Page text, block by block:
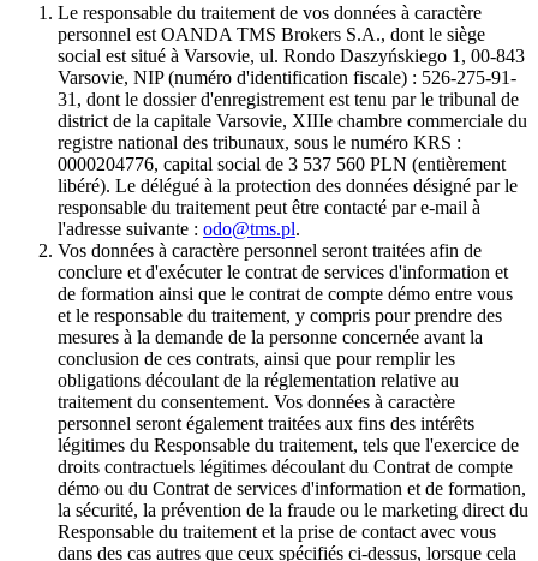
Le responsable du traitement de vos données à caractère
personnel est OANDA TMS Brokers S.A., dont le siège
social est situé à Varsovie, ul. Rondo Daszyńskiego 1, 00-843
Varsovie, NIP (numéro d'identification fiscale) : 526-275-91-
31, dont le dossier d'enregistrement est tenu par le tribunal de
district de la capitale Varsovie, XIIIe chambre commerciale du
registre national des tribunaux, sous le numéro KRS :
0000204776, capital social de 3 537 560 PLN (entièrement
libéré). Le délégué à la protection des données désigné par le
responsable du traitement peut être contacté par e-mail à
l'adresse suivante : odo@tms.pl.
Vos données à caractère personnel seront traitées afin de
conclure et d'exécuter le contrat de services d'information et
de formation ainsi que le contrat de compte démo entre vous
et le responsable du traitement, y compris pour prendre des
mesures à la demande de la personne concernée avant la
conclusion de ces contrats, ainsi que pour remplir les
obligations découlant de la réglementation relative au
traitement du consentement. Vos données à caractère
personnel seront également traitées aux fins des intérêts
légitimes du Responsable du traitement, tels que l'exercice de
droits contractuels légitimes découlant du Contrat de compte
démo ou du Contrat de services d'information et de formation,
la sécurité, la prévention de la fraude ou le marketing direct du
Responsable du traitement et la prise de contact avec vous
dans des cas autres que ceux spécifiés ci-dessus, lorsque cela